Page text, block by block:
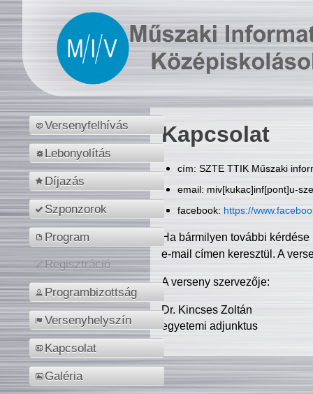
Versenyfelhívás
Lebonyolítás
Díjazás
Szponzorok
Program
Regisztráció
Programbizottság
Versenyhelyszín
Kapcsolat
Galéria
Kapcsolat
cím: SZTE TTIK Műszaki
email: miv[kukac]inf[pont]u-
facebook: https://
Ha bármilyen további
e-mail címen keresztül. A
A verseny szervezője:
Dr. Kincses Zoltán
egyetemi adjunktus